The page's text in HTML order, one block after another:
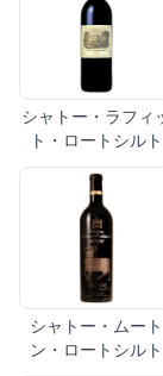
シャトー・ラフィ
ト・ロートシルト
シャトー・ムート
ン・ロートシルト